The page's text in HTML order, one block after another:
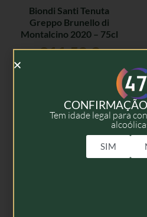
Biondi Santi Tenuta
Greppo Brunello di
Montalcino 2020 – 75cl
211,50€
Tem idade legal para
SIM